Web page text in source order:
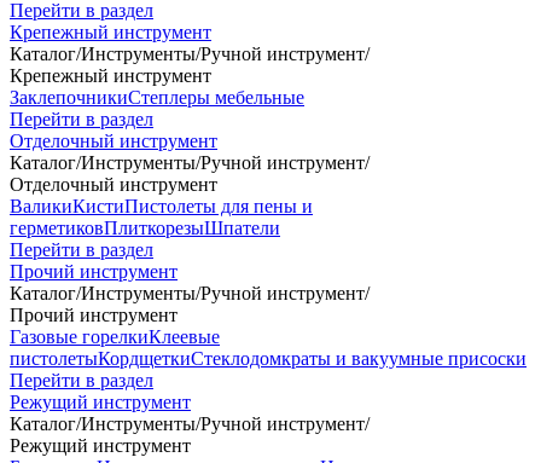
Перейти в раздел
Крепежный инструмент
Каталог/Инструменты/Ручной инструмент/
Крепежный инструмент
ЗаклепочникиСтеплеры мебельные
Перейти в раздел
Отделочный инструмент
Каталог/Инструменты/Ручной инструмент/
Отделочный инструмент
ВаликиКистиПистолеты для пены и
герметиковПлиткорезыШпатели
Перейти в раздел
Прочий инструмент
Каталог/Инструменты/Ручной инструмент/
Прочий инструмент
Газовые горелкиКлеевые
пистолетыКордщеткиСтеклодомкраты и вакуумные присоски
Перейти в раздел
Режущий инструмент
Каталог/Инструменты/Ручной инструмент/
Режущий инструмент